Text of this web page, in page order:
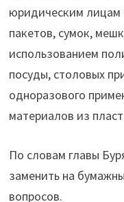
юридическим
пакетов, сумок,
использованием
посуды, столовых
одноразового
материалов из
По словам главы
заменить на
вопросов.